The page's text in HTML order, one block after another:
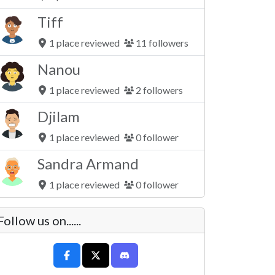
Tiff
1 place reviewed 11 followers
Nanou
1 place reviewed 2 followers
Djilam
1 place reviewed 0 follower
Sandra Armand
1 place reviewed 0 follower
us on......